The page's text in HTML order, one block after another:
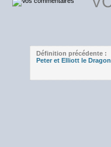
Définition précédente :
Peter et Elliott le Dragon